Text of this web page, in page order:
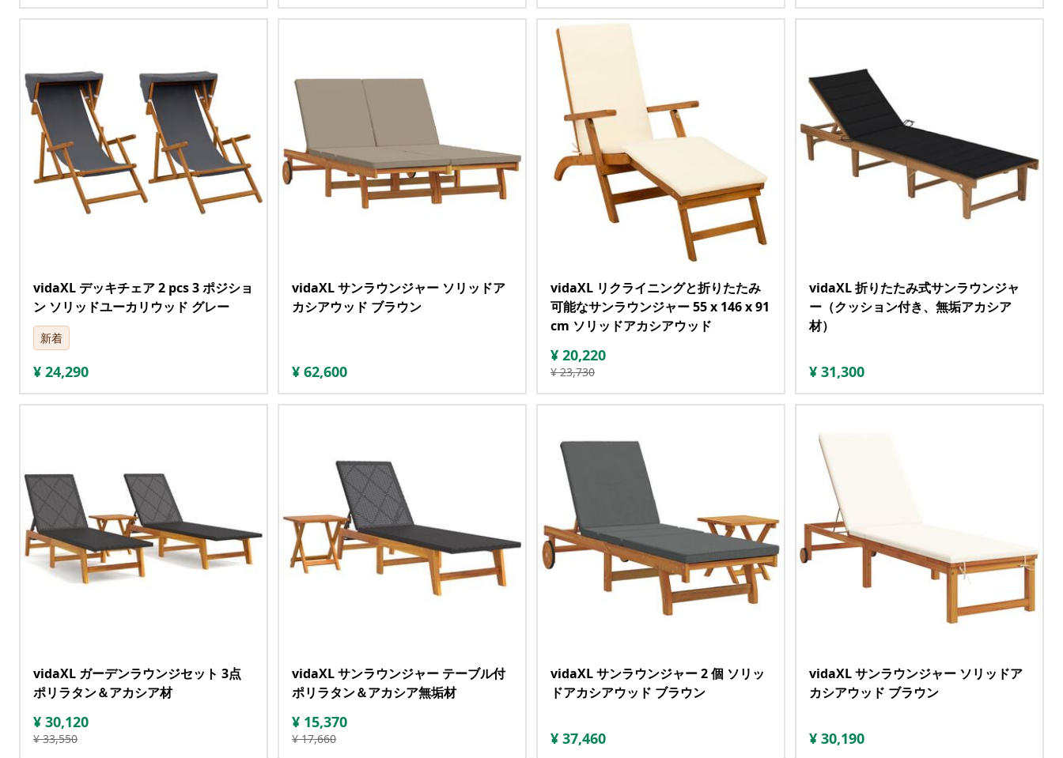
vidaXL デッキチェア 2 pcs 3 ポジショ
ン ソリッドユーカリウッド グレー
新着
¥ 24,290
vidaXL サンラウンジャー ソリッドア
カシアウッド ブラウン
¥ 62,600
vidaXL リクライニングと折りたたみ
可能なサンラウンジャー 55 x 146 x 91
cm ソリッドアカシアウッド
¥ 20,220
¥ 23,730
vidaXL 折りたたみ式サンラウンジャ
ー（クッション付き、無垢アカシア
材）
¥ 31,300
vidaXL ガーデンラウンジセット 3点
ポリラタン＆アカシア材
¥ 30,120
¥ 33,550
vidaXL サンラウンジャー テーブル付
ポリラタン＆アカシア無垢材
¥ 15,370
¥ 17,660
vidaXL サンラウンジャー 2 個 ソリッ
ドアカシアウッド ブラウン
¥ 37,460
vidaXL サンラウンジャー ソリッドア
カシアウッド ブラウン
¥ 30,190